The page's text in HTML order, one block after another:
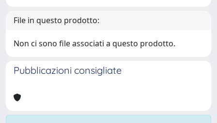
File in questo prodotto:
Non ci sono file associati a questo prodotto.
Pubblicazioni consigliate